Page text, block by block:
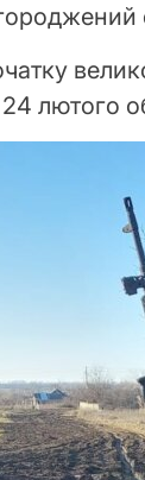
24 лютого